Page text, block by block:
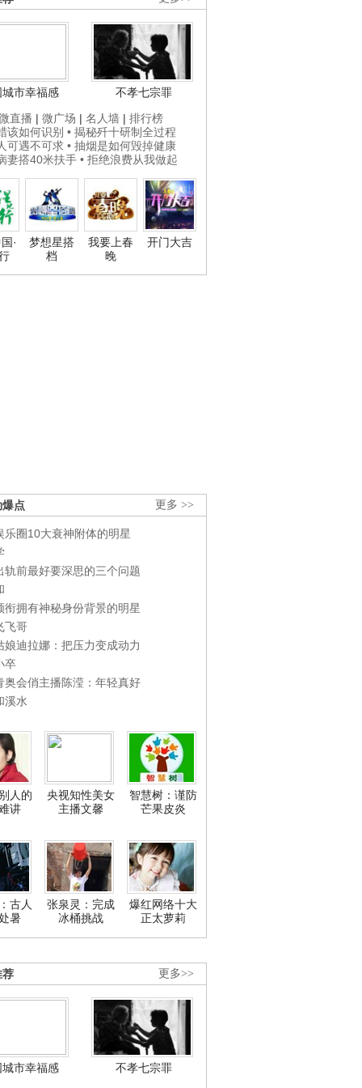
城市幸福感
不孝七宗罪
直播 | 微广场 | 名人墙 | 排行榜
该如何识别 • 揭秘歼十研制全过程
可遇不可求 • 抽烟是如何毁掉健康
妻搭40米扶手 • 拒绝浪费从我做起
·
梦想星搭
档
我要上春
晚
开门大吉
更多 >>
爆点
乐圈10大衰神附体的明星
轨前最好要深思的三个问题
衔拥有神秘身份背景的明星
飞哥
娘迪拉娜：把压力变成动力
卒
奥会俏主播陈滢：年轻真好
溪水
人的
讲
央视知性美女
主播文馨
智慧树：谨防
芒果皮炎
古人
暑
张泉灵：完成
冰桶挑战
爆红网络十大
正太萝莉
更多>>
荐
城市幸福感
不孝七宗罪